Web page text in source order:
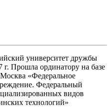
университет дружбы
Прошла ординатору на базе
«Федеральное
Федеральный
видов
технологий»